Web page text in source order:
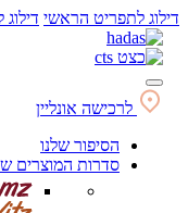
דילוג לתפריט הראשי
לרכישה אונליין
הסיפור שלנו
סדרות המוצרים